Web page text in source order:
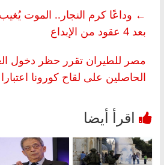
← وداعًا كرم النجار.. الموت
بعد 4 عقود من الإبداع
مصر للطيران تقرر حظر دخول
الحاصلين على لقاح كورونا اعتبارا من 25